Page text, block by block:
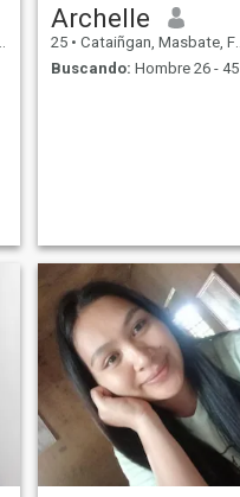
Archelle
25 • Cataiñgan, Masbate, Filipinas
Buscando: Hombre 26 - 45